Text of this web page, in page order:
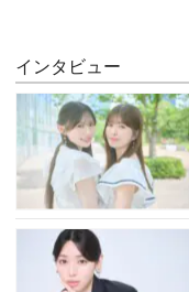
インタビュー